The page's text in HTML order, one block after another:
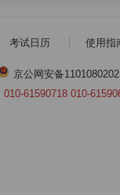
考试日历 使用指
京公网安备
010-61590718 010-